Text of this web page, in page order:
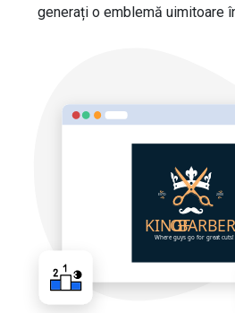
generați o emblemă uimitoare